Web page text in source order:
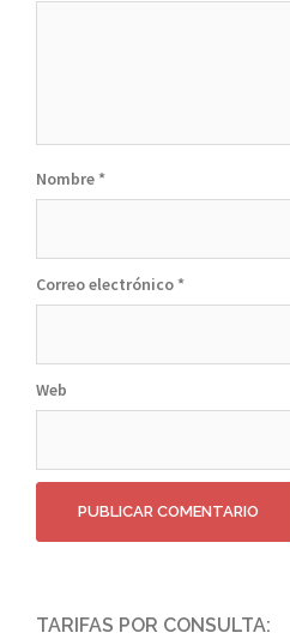
Nombre *
Correo electrónico *
Web
TARIFAS POR CONSULTA: